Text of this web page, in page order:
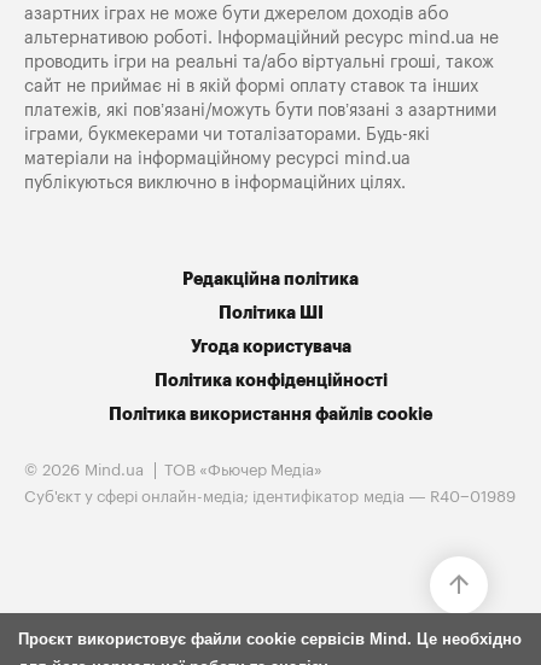
азартних іграх не може бути джерелом доходів або
альтернативою роботі. Інформаційний ресурс mind.ua не
проводить ігри на реальні та/або віртуальні гроші, також
сайт не приймає ні в якій формі оплату ставок та інших
платежів, які пов’язані/можуть бути пов’язані з азартними
іграми, букмекерами чи тоталізаторами. Будь-які
матеріали на інформаційному ресурсі mind.ua
публікуються виключно в інформаційних цілях.
Редакційна політика
Політика ШІ
Угода користувача
Політика конфіденційності
Політика використання файлів cookie
© 2026 Mind.ua
ТОВ «Фьючер Медiа»
Cуб'єкт у сфері онлайн-медіа; ідентифікатор медіа — R40−01989
Проєкт використовує файли cookie сервісів Mind. Це необхідно